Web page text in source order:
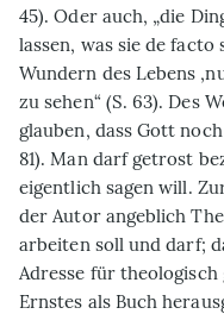
45). Oder auch, „die
lassen, was sie de facto
Wundern des Lebens
zu sehen“ (S. 63). Des
glauben, dass Gott
81). Man darf getrost
eigentlich sagen will.
der Autor angeblich
arbeiten soll und darf;
Adresse für
Ernstes als Buch